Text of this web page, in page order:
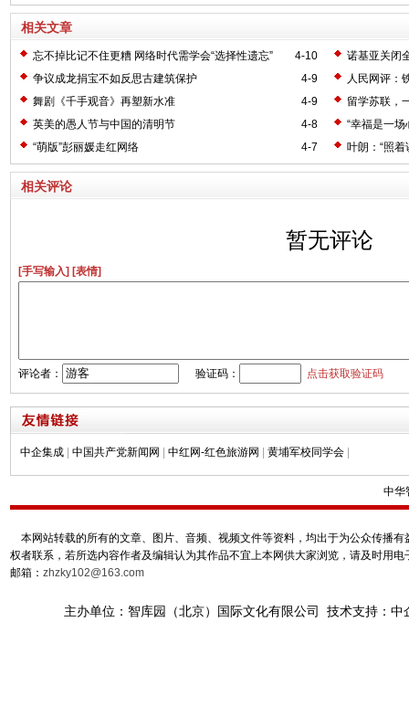
相关文章
4-10
忘不掉比记不住更糟 网络时代需学会“选择性遗忘”
诺基亚关闭
4-9
争议成龙捐宝不如反思古建筑保护
人民网评：
4-9
舞剧《千手观音》再塑新水准
留学苏联，
4-8
英美的愚人节与中国的清明节
“幸福是一场
4-7
“萌版”彭丽媛走红网络 叶朗：“照着
相关评论
暂无评论
[手写输入] [表情]
评论者： 验证码： 点击获取验证码
中企集成 | 中国共产党新闻网 | 中红网-红色旅游网 | 黄埔军校同学会 |
中华
本网站转载的所有的文章、图片、音频、视频文件等资料，均出于为公众传播
权者联系，若所选内容作者及编辑认为其作品不宜上本网供大家浏览，请及时用
邮箱： zhzky102@163.com
主办单位：智库园（北京）国际文化有限公司 技术支持：